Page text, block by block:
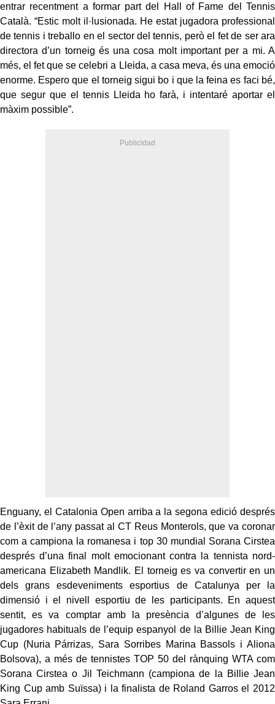
entrar recentment a formar part del Hall of Fame del Tennis
Català. “Estic molt il·lusionada. He estat jugadora professional
de tennis i treballo en el sector del tennis, però el fet de ser ara
directora d’un torneig és una cosa molt important per a mi. A
més, el fet que se celebri a Lleida, a casa meva, és una emoció
enorme. Espero que el torneig sigui bo i que la feina es faci bé,
que segur que el tennis Lleida ho farà, i intentaré aportar el
màxim possible”.
Enguany, el Catalonia Open arriba a la segona edició després
de l’èxit de l’any passat al CT Reus Monterols, que va coronar
com a campiona la romanesa i top 30 mundial Sorana Cirstea
després d’una final molt emocionant contra la tennista nord-
americana Elizabeth Mandlik. El torneig es va convertir en un
dels grans esdeveniments esportius de Catalunya per la
dimensió i el nivell esportiu de les participants. En aquest
sentit, es va comptar amb la presència d’algunes de les
jugadores habituals de l’equip espanyol de la Billie Jean King
Cup (Nuria Párrizas, Sara Sorribes Marina Bassols i Aliona
Bolsova), a més de tennistes TOP 50 del rànquing WTA com
Sorana Cirstea o Jil Teichmann (campiona de la Billie Jean
King Cup amb Suïssa) i la finalista de Roland Garros el 2012